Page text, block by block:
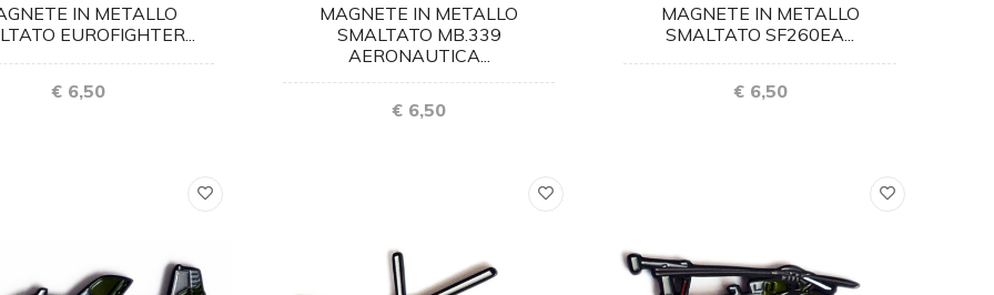
IN METALLO
EUROFIGHTER...
€ 6,50
MAGNETE IN METALLO
SMALTATO MB.339
AERONAUTICA...
€ 6,50
MAGNETE IN METALLO
SMALTATO SF260EA...
€ 6,50